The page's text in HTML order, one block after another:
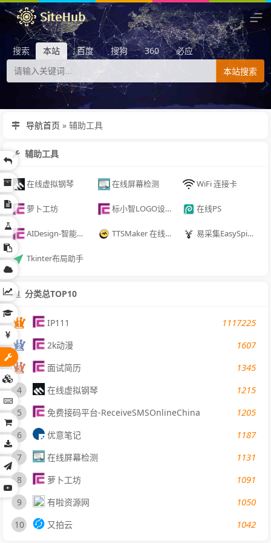
搜索 本站 百度 搜狗 360 必应
本站搜索
导航首页 » 辅助工具
辅助工具
在线虚拟钢琴 在线屏幕检测 WiFi 连接卡
萝卜工坊 标小智LOGO设计神器 在线PS
AIDesign-智能生成LOGO TTSMaker 在线配音工具 易采集EasySpider
Tkinter布局助手
分类总TOP10
IP111 1117225
2k动漫 1607
面试简历 1345
4 在线虚拟钢琴 1215
5 免费接码平台-ReceiveSMSOnlineChina 1205
6 优意笔记 1187
7 在线屏幕检测 1131
8 萝卜工坊 1091
9 有啦资源网 1050
10 又拍云 1042